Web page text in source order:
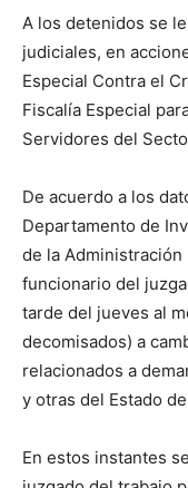
A los detenidos se
judiciales, en
Especial Contra el
Fiscalía Especial
Servidores del
De acuerdo a los
Departamento de
de la Administración
funcionario del
tarde del jueves al
decomisados) a
relacionados a
y otras del Estado
En estos instantes